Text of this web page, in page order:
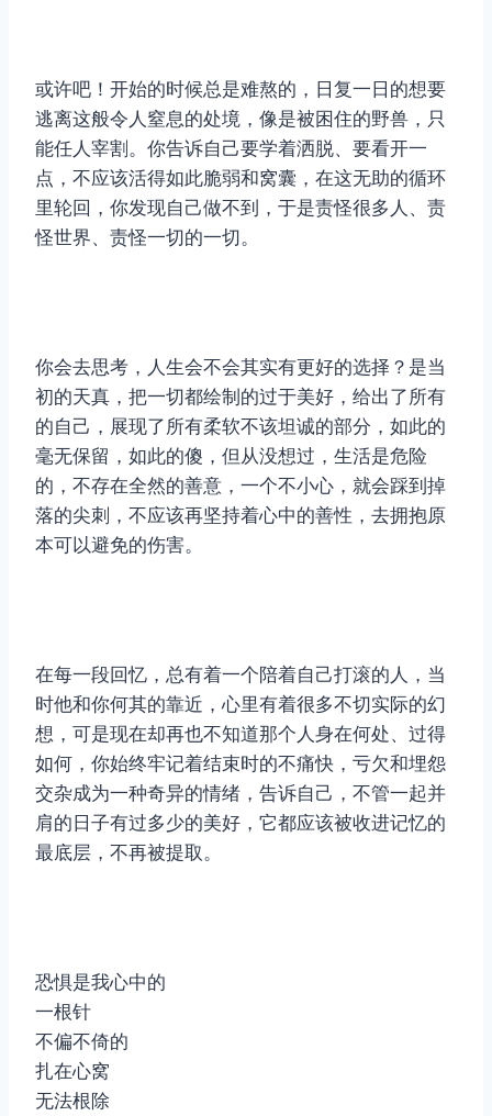
或许吧！开始的时候总是难熬的，日复一日的想要
逃离这般令人窒息的处境，像是被困住的野兽，只
能任人宰割。你告诉自己要学着洒脱、要看开一
点，不应该活得如此脆弱和窝囊，在这无助的循环
里轮回，你发现自己做不到，于是责怪很多人、责
怪世界、责怪一切的一切。
你会去思考，人生会不会其实有更好的选择？是当
初的天真，把一切都绘制的过于美好，给出了所有
的自己，展现了所有柔软不该坦诚的部分，如此的
毫无保留，如此的傻，但从没想过，生活是危险
的，不存在全然的善意，一个不小心，就会踩到掉
落的尖刺，不应该再坚持着心中的善性，去拥抱原
本可以避免的伤害。
在每一段回忆，总有着一个陪着自己打滚的人，当
时他和你何其的靠近，心里有着很多不切实际的幻
想，可是现在却再也不知道那个人身在何处、过得
如何，你始终牢记着结束时的不痛快，亏欠和埋怨
交杂成为一种奇异的情绪，告诉自己，不管一起并
肩的日子有过多少的美好，它都应该被收进记忆的
最底层，不再被提取。
恐惧是我心中的
一根针
不偏不倚的
扎在心窝
无法根除